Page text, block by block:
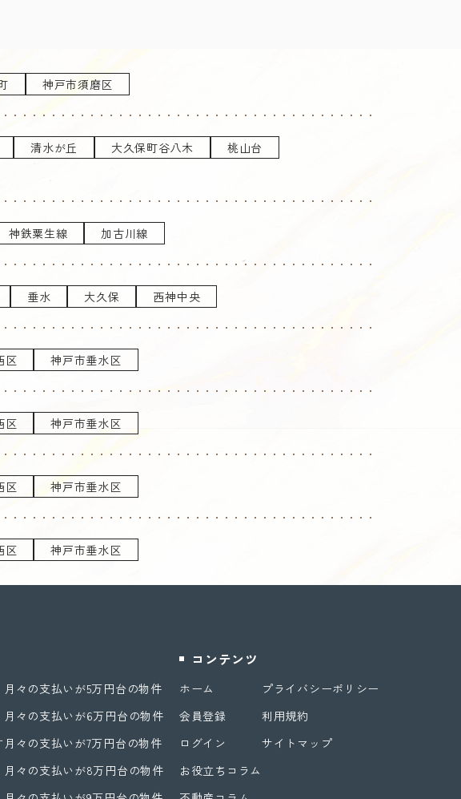
神戸市須磨区
清水が丘 大久保町谷八木
桃山台
神鉄粟生線 加古川線
垂水 大久保 西神中央
区 神戸市垂水区
区 神戸市垂水区
区 神戸市垂水区
区 神戸市垂水区
月々の支払いが5万円台の物件
月々の支払いが6万円台の物件
月々の支払いが7万円台の物件
月々の支払いが8万円台の物件
コンテンツ
ホーム
会員登録
ログイン
お役立ちコラム
プライバシーポリシー
利用規約
サイトマップ